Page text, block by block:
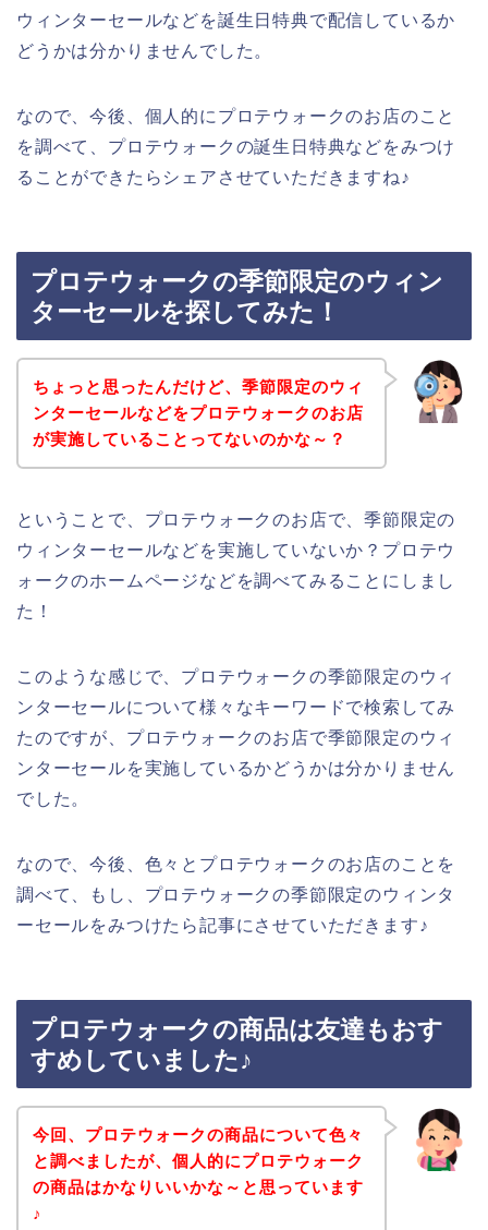
ウィンターセールなどを誕生日特典で配信しているか
どうかは分かりませんでした。
なので、今後、個人的にプロテウォークのお店のこと
を調べて、プロテウォークの誕生日特典などをみつけ
ることができたらシェアさせていただきますね♪
プロテウォークの季節限定のウィン
ターセールを探してみた！
ちょっと思ったんだけど、季節限定のウィ
ンターセールなどをプロテウォークのお店
が実施していることってないのかな～？
ということで、プロテウォークのお店で、季節限定の
ウィンターセールなどを実施していないか？プロテウ
ォークのホームページなどを調べてみることにしまし
た！
このような感じで、プロテウォークの季節限定のウィ
ンターセールについて様々なキーワードで検索してみ
たのですが、プロテウォークのお店で季節限定のウィ
ンターセールを実施しているかどうかは分かりません
でした。
なので、今後、色々とプロテウォークのお店のことを
調べて、もし、プロテウォークの季節限定のウィンタ
ーセールをみつけたら記事にさせていただきます♪
プロテウォークの商品は友達もおす
すめしていました♪
今回、プロテウォークの商品について色々
と調べましたが、個人的にプロテウォーク
の商品はかなりいいかな～と思っています
♪